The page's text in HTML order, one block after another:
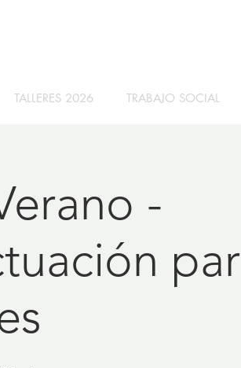
TALLERES 2026 TRABAJO SOCIAL
-
par